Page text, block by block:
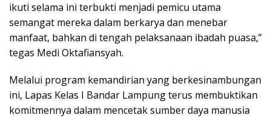
ikuti selama ini terbukti menjadi pemicu utama
semangat mereka dalam berkarya dan menebar
manfaat, bahkan di tengah pelaksanaan ibadah puasa,”
tegas Medi Oktafiansyah.
Melalui program kemandirian yang berkesinambungan
ini, Lapas Kelas I Bandar Lampung terus membuktikan
komitmennya dalam mencetak sumber daya manusia